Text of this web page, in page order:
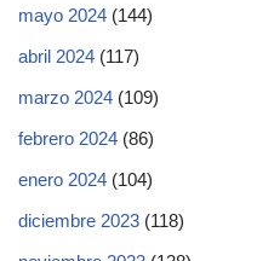
mayo 2024 (144)
abril 2024 (117)
marzo 2024 (109)
febrero 2024 (86)
enero 2024 (104)
diciembre 2023 (118)